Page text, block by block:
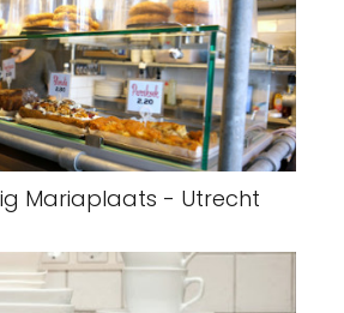
Mariaplaats - Utrecht